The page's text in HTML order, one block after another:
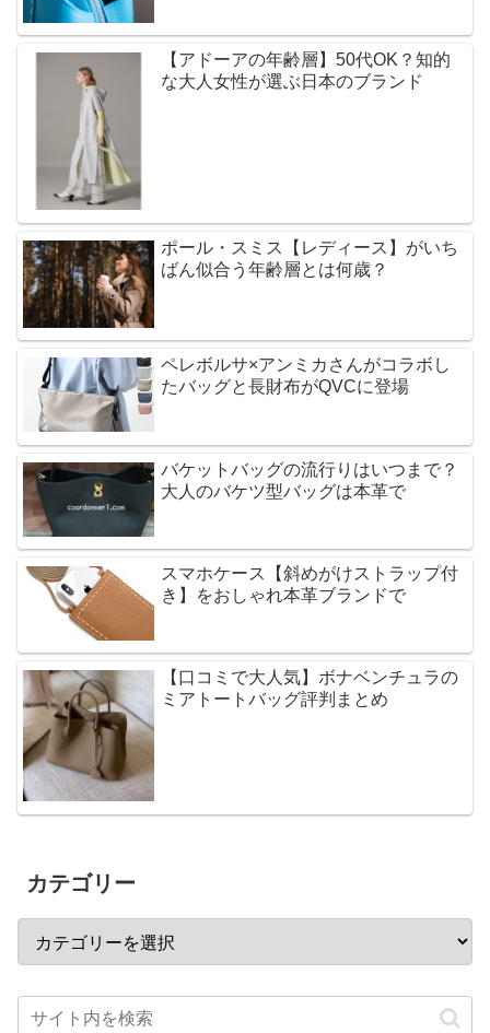
【アドーアの年齢層】50代OK？知的
な大人女性が選ぶ日本のブランド
ポール・スミス【レディース】がいち
ばん似合う年齢層とは何歳？
ペレボルサ×アンミカさんがコラボし
たバッグと長財布がQVCに登場
バケットバッグの流行りはいつまで？
大人のバケツ型バッグは本革で
スマホケース【斜めがけストラップ付
き】をおしゃれ本革ブランドで
【口コミで大人気】ボナベンチュラの
ミアトートバッグ評判まとめ
カテゴリー